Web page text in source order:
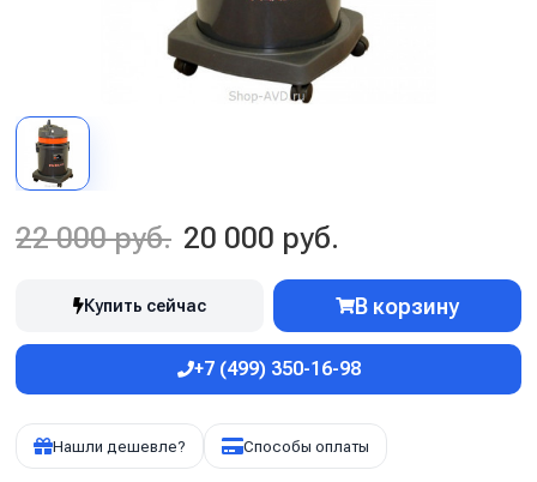
22 000 руб. 20 000 руб.
Купить сейчас В корзину
+7 (499) 350-16-98
Нашли дешевле? Способы оплаты